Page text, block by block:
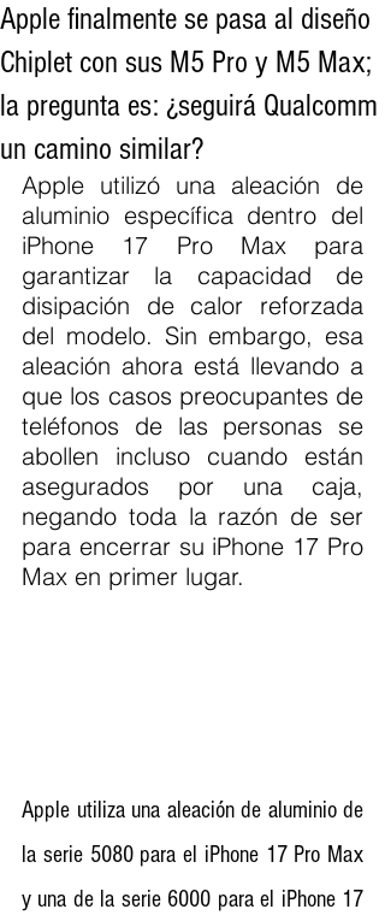
Apple finalmente se pasa al diseño
Chiplet con sus M5 Pro y M5 Max;
la pregunta es: ¿seguirá Qualcomm
un camino similar?
Apple utilizó una aleación de
aluminio específica dentro del
iPhone 17 Pro Max para
garantizar la capacidad de
disipación de calor reforzada
del modelo. Sin embargo, esa
aleación ahora está llevando a
que los casos preocupantes de
teléfonos de las personas se
abollen incluso cuando están
asegurados por una caja,
negando toda la razón de ser
para encerrar su iPhone 17 Pro
Max en primer lugar.
Apple utiliza una aleación de aluminio de
la serie 5080 para el iPhone 17 Pro Max
y una de la serie 6000 para el iPhone 17